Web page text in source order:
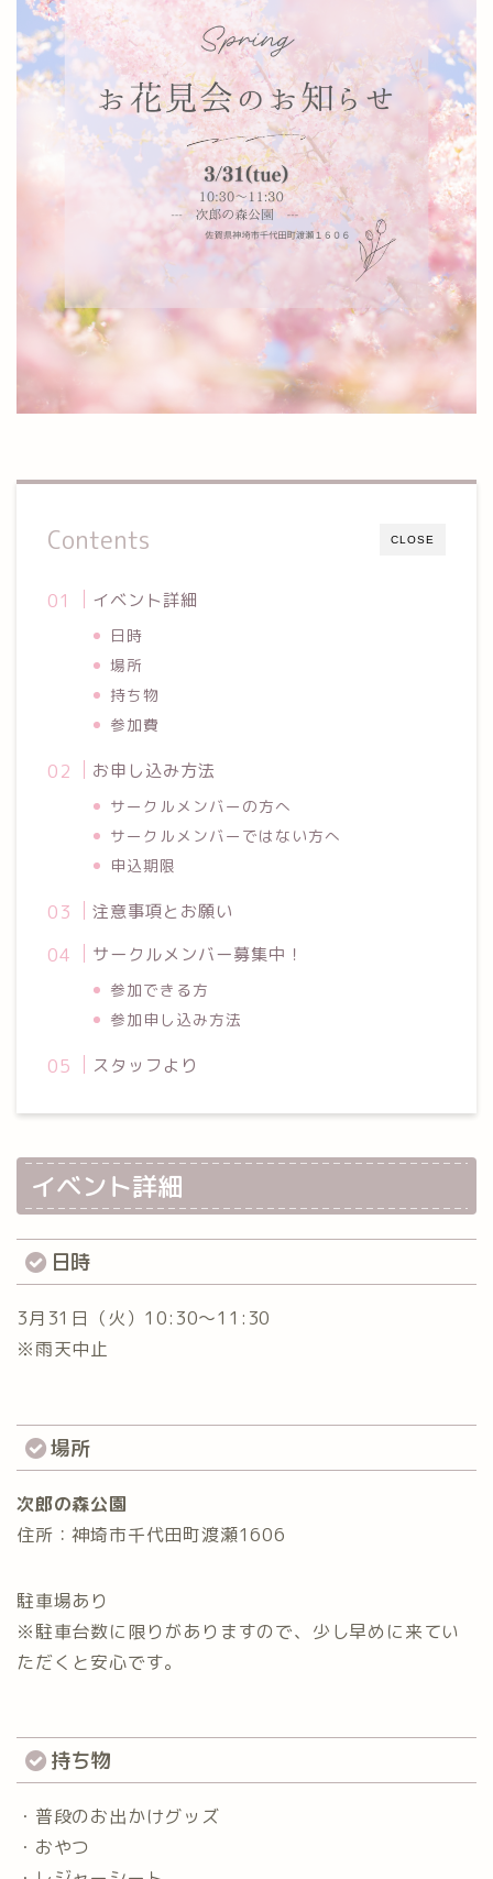
CLOSE
Contents
イベント詳細
日時
場所
持ち物
参加費
お申し込み方法
サークルメンバーの方へ
サークルメンバーではない方へ
申込期限
注意事項とお願い
サークルメンバー募集中！
参加できる方
参加申し込み方法
スタッフより
イベント詳細
日時
3月31日（火）10:30～11:30
※雨天中止
場所
次郎の森公園
住所：神埼市千代田町渡瀬1606
駐車場あり
※駐車台数に限りがありますので、少し早めに来てい
ただくと安心です。
持ち物
・普段のお出かけグッズ
・おやつ